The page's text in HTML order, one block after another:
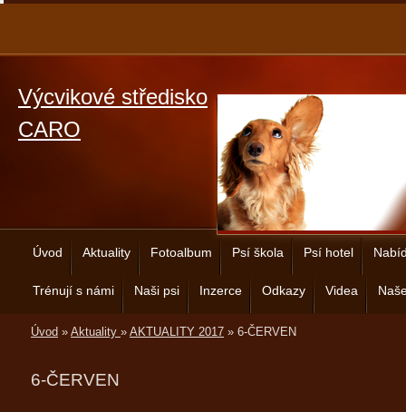
Výcvikové středisko
CARO
Úvod Aktuality Fotoalbum Psí škola Psí hotel
Trénují s námi Naši psi Inzerce Odkazy Videa
Úvod » Aktuality » AKTUALITY 2017 » 6-ČERVEN
6-ČERVEN